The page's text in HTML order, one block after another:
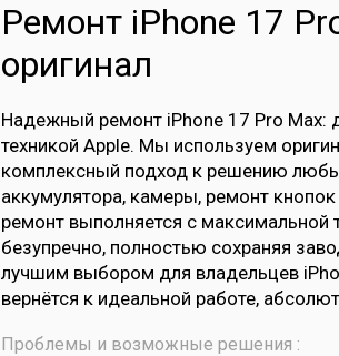
Ремонт iPhone 17
оригинал
Надежный ремонт iPhone 17 Pro Max:
техникой Apple. Мы используем
комплексный подход к решению
аккумулятора, камеры, ремонт
ремонт выполняется с
безупречно, полностью сохраняя
лучшим выбором для владельцев
вернётся к идеальной работе,
Проблемы и возможные решения :